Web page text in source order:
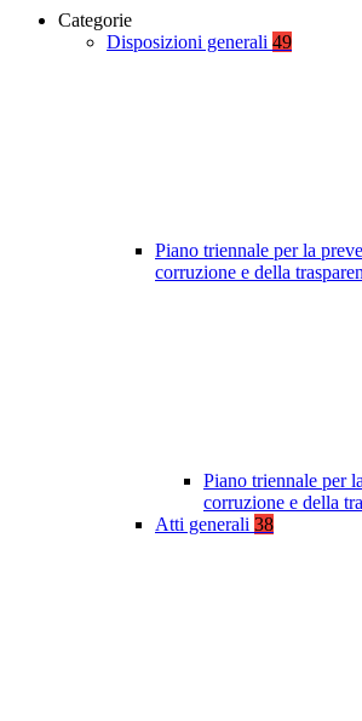
Categorie
Disposizioni generali 49
Piano triennale per la
corruzione e della
Piano triennale per
corruzione e della
Atti generali 38